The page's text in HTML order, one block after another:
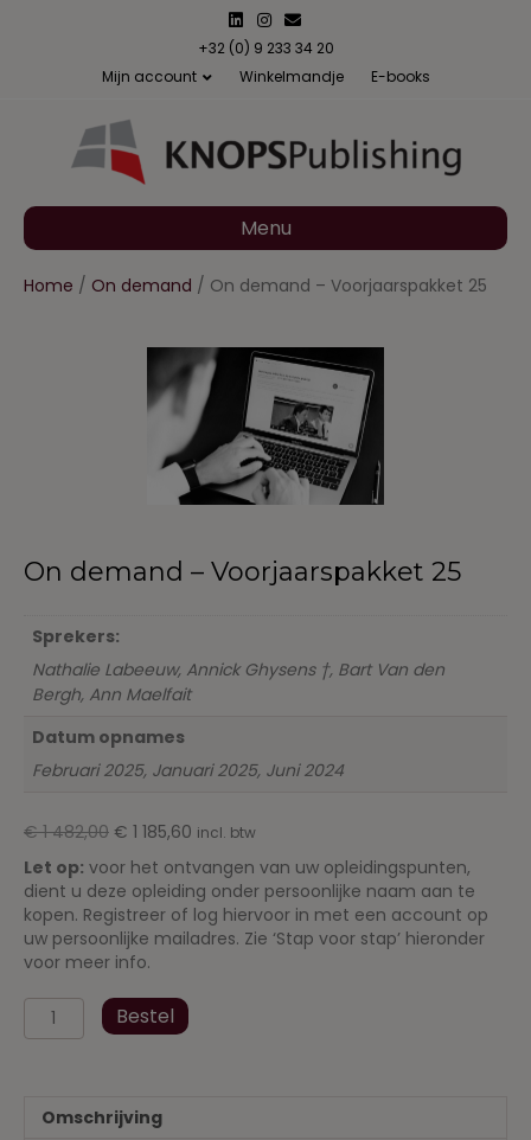
n
n
s
a
m
m
a
l
+32 (0) 9 233 34 20
Mijn account
Winkelmandje E-books
Menu
Home / On demand / On demand – Voorjaarspakket 25
On demand – Voorjaarspakket 25
Sprekers:
Nathalie Labeeuw, Annick Ghysens †, Bart Van den
Bergh, Ann Maelfait
Datum opnames
Februari 2025, Januari 2025, Juni 2024
€1 482,00 Oorspronkelijke
was:
€ 1
482,00.
€ 1 185,60 Huidige
is:
€ 1
185,60.
incl. btw
Let op: voor het ontvangen van uw opleidingspunten,
dient u deze opleiding onder persoonlijke naam aan te
kopen. Registreer of log hiervoor in met een account op
uw persoonlijke mailadres. Zie ‘Stap voor stap’ hieronder
voor meer info.
On
demand
aantal
Bestel
Omschrijving